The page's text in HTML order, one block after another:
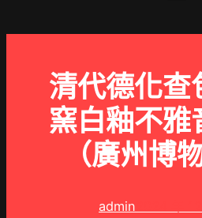
清代德化查
窯白釉不雅
（廣州博
admin